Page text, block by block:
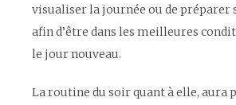
visualiser la journée ou de
afin d’être dans les meilleures
le jour nouveau.
La routine du soir quant à elle, aura